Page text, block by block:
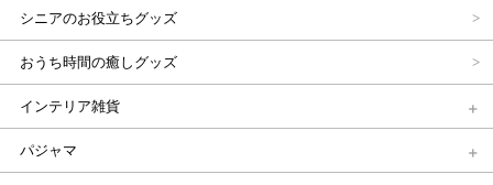
シニアのお役立ちグッズ
おうち時間の癒しグッズ
インテリア雑貨
パジャマ